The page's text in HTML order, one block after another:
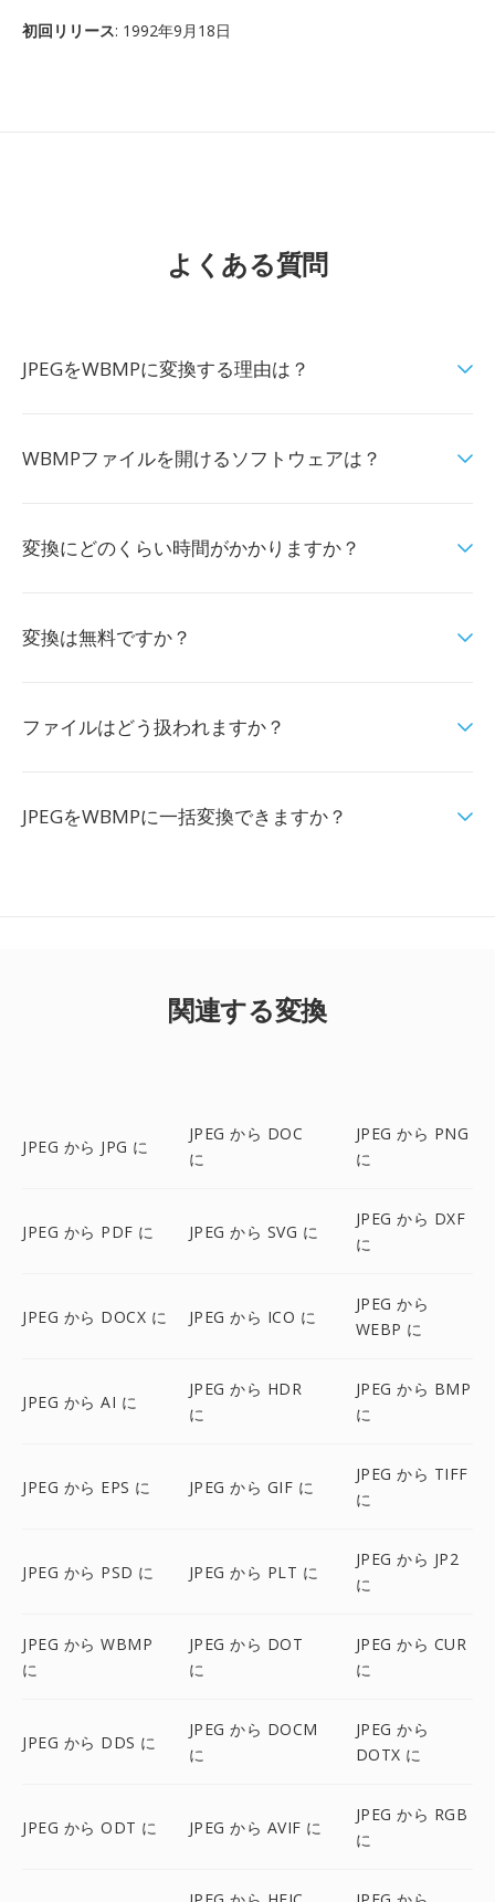
初回リリース: 1992年9月18日
よくある質問
JPEGをWBMPに変換する理由は？
WBMPファイルを開けるソフトウェアは？
変換にどのくらい時間がかかりますか？
変換は無料ですか？
ファイルはどう扱われますか？
JPEGをWBMPに一括変換できますか？
関連する変換
JPEG から JPG に
JPEG から DOC
に
JPEG から PNG
に
JPEG から PDF に JPEG から SVG に
JPEG から DXF
に
JPEG から DOCX に JPEG から ICO に
JPEG から
WEBP に
JPEG から AI に
JPEG から HDR
に
JPEG から BMP
に
JPEG から EPS に JPEG から GIF に
JPEG から TIFF
に
JPEG から PSD に JPEG から PLT に
JPEG から JP2
に
JPEG から WBMP
に
JPEG から DOT
に
JPEG から CUR
に
JPEG から DDS に
JPEG から DOCM
に
JPEG から
DOTX に
JPEG から ODT に JPEG から AVIF に
JPEG から RGB
に